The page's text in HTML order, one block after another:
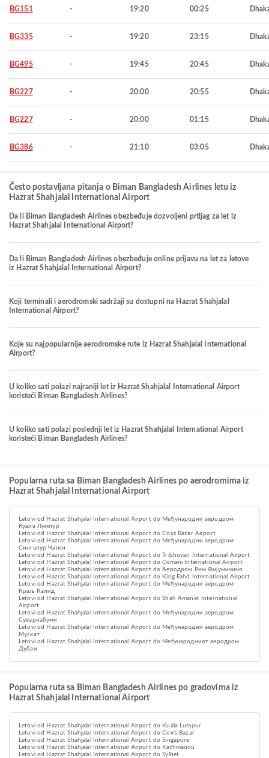
BG151 - 19:20 00:25
BG335 - 19:20 23:15
BG495 - 19:45 20:45
BG227 - 20:00 20:55
BG227 - 20:00 01:15
BG386 - 21:10 03:05
Često postavljana pitanja o Biman Bangladesh Airlines letu iz
Hazrat Shahjalal International Airport
Da li Biman Bangladesh Airlines obezbeđuje dozvoljeni prtljag za let iz
Hazrat Shahjalal International Airport?
Da li Biman Bangladesh Airlines obezbeđuje online prijavu na let za letove
iz Hazrat Shahjalal International Airport?
Koji terminali i aerodromski sadržaji su dostupni na Hazrat Shahjalal
International Airport?
Koje su najpopularnije aerodromske rute iz Hazrat Shahjalal International
Airport?
U koliko sati polazi najraniji let iz Hazrat Shahjalal International Airport
koristeći Biman Bangladesh Airlines?
U koliko sati polazi poslednji let iz Hazrat Shahjalal International Airport
koristeći Biman Bangladesh Airlines?
Popularna ruta sa Biman Bangladesh Airlines po aerodromima iz
Hazrat Shahjalal International Airport
Letovi od Hazrat Shahjalal International Airport do Међународни аеродром
Куала Лумпур
Letovi od Hazrat Shahjalal International Airport do Coxs Bazar Airport
Letovi od Hazrat Shahjalal International Airport do Међународни аеродром
Сингапур Чанги
Letovi od Hazrat Shahjalal International Airport do Tribhuvan International Airport
Letovi od Hazrat Shahjalal International Airport do Osmani International Airport
Letovi od Hazrat Shahjalal International Airport do Аеродром Рим Фијумичино
Letovi od Hazrat Shahjalal International Airport do King Fahd International Airport
Letovi od Hazrat Shahjalal International Airport do Међународни аеродром
Краљ Калид
Letovi od Hazrat Shahjalal International Airport do Shah Amanat International
Airport
Letovi od Hazrat Shahjalal International Airport do Међународни аеродром
Суварнабуми
Letovi od Hazrat Shahjalal International Airport do Међународни аеродром
Мускат
Letovi od Hazrat Shahjalal International Airport do Меѓународниот аеродром
Дубаи
Popularna ruta sa Biman Bangladesh Airlines po gradovima iz
Hazrat Shahjalal International Airport
Letovi od Hazrat Shahjalal International Airport do Kuala Lumpur
Letovi od Hazrat Shahjalal International Airport do Cox's Bazar
Letovi od Hazrat Shahjalal International Airport do Singapore
Letovi od Hazrat Shahjalal International Airport do Kathmandu
Letovi od Hazrat Shahjalal International Airport do Sylhet